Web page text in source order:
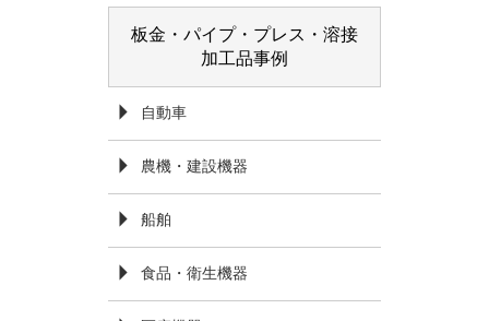
板金・パイプ・プレス・溶接
加工品事例
自動車
農機・建設機器
船舶
食品・衛生機器